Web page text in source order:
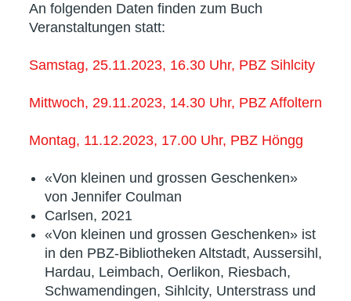
An folgenden Daten finden zum Buch
Veranstaltungen statt:
Samstag, 25.11.2023, 16.30 Uhr, PBZ Sihlcity
Mittwoch, 29.11.2023, 14.30 Uhr, PBZ Affoltern
Montag, 11.12.2023, 17.00 Uhr, PBZ Höngg
«Von kleinen und grossen Geschenken»
von Jennifer Coulman
Carlsen, 2021
«Von kleinen und grossen Geschenken» ist
in den PBZ-Bibliotheken Altstadt, Aussersihl,
Hardau, Leimbach, Oerlikon, Riesbach,
Schwamendingen, Sihlcity, Unterstrass und